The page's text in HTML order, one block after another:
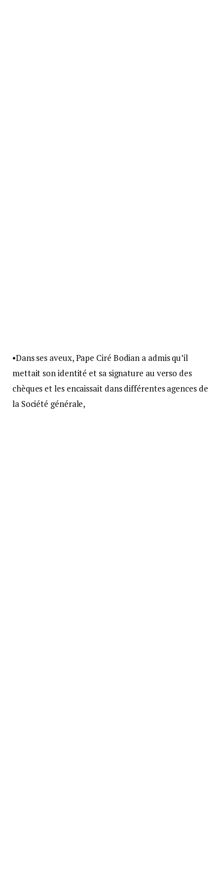
•Dans ses aveux, Pape Ciré Bodian a admis qu’il
mettait son identité et sa signature au verso des
chèques et les encaissait dans différentes agences de
la Société générale,